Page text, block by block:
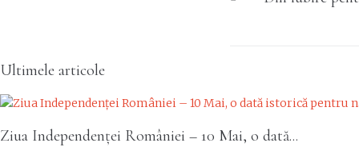
Ultimele articole
Ziua Independenței României – 10 Mai, o dată...